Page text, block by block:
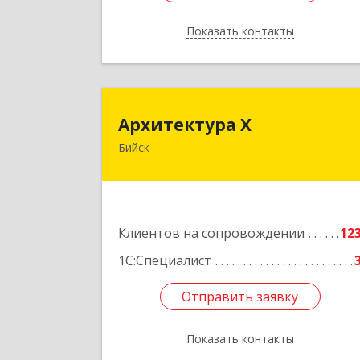
Показать контакты
Назад
Архитектура Х
Бийск
Клиентов на сопровождении
1С:Специалист
Отправить заявку
Показать контакты
Отправить заявку
Назад